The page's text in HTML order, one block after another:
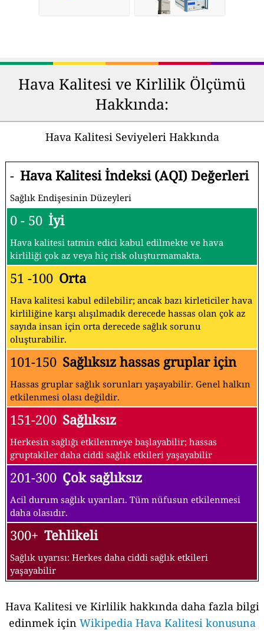
Hava Kalitesi ve Kirlilik Ölçümü
Hakkında:
Hava Kalitesi Seviyeleri Hakkında
- Hava Kalitesi İndeksi (AQI) Değerleri
Sağlık Endişesinin Düzeyleri
0 - 50 İyi
Hava kalitesi tatmin edici kabul edilmekte ve hava
kirliliği çok az veya hiç risk oluşturmamakta.
51 -100 Orta
Hava kalitesi kabul edilebilir; ancak bazı kirleticiler hava
kirliliğine karşı alışılmadık derecede hassas olan çok az
sayıda insan için orta derecede sağlık sorunu
oluşturabilir.
101-150 Sağlıksız hassas gruplar için
Hassas gruplar sağlık sorunları yaşayabilir. Genel halkın
etkilenmesi olası değildir.
151-200 Sağlıksız
Herkesin sağlığı etkilenmeye başlayabilir; hassas
gruptakiler daha ciddi sağlık etkileri yaşayabilir
201-300 Çok sağlıksız
Acil durum sağlık uyarıları. Tüm nüfusun etkilenmesi
daha olasıdır.
300+ Tehlikeli
Sağlık uyarısı: Herkes daha ciddi sağlık etkileri
yaşayabilir
Hava Kalitesi ve Kirlilik hakkında daha fazla bilgi
edinmek için Wikipedia Hava Kalitesi konusuna